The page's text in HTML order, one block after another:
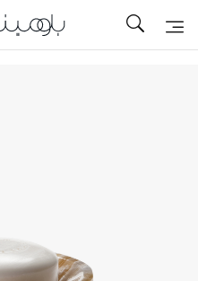
تخفيضات